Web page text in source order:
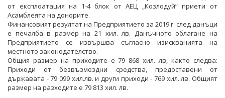
от експлоатация на 1-4 блок от АЕЦ „Козлодуй” приети от
Асамблеята на донорите.
Финансовият резултат на Предприятието за 2019 г. след данъци
е печалба в размер на 21 хил. лв. Данъчното облагане на
Предприятието се извършва съгласно изискванията на
местното законодателство.
Общия размер на приходите е 79 868 хил. лв, както следва:
Приходи от безвъзмездни средства, предоставени от
държавата - 79 099 хил.лв. и други приходи - 769 хил. лв. Общият
размер на разходите е 79 813 хил. лв.